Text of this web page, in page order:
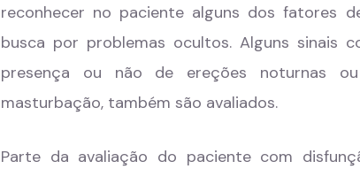
reconhecer no paciente alguns dos fatores
busca por problemas ocultos. Alguns sinais
presença ou não de ereções noturnas
masturbação, também são avaliados.
Parte da avaliação do paciente com